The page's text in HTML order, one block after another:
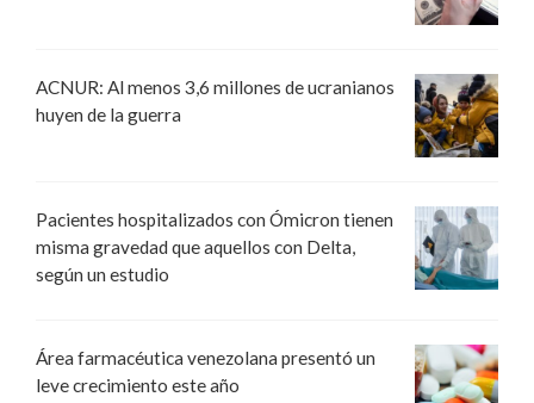
ACNUR: Al menos 3,6 millones de ucranianos
huyen de la guerra
Pacientes hospitalizados con Ómicron tienen
misma gravedad que aquellos con Delta,
según un estudio
Área farmacéutica venezolana presentó un
leve crecimiento este año